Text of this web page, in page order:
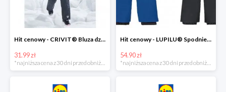
Hit cenowy - CRIVIT® Bluza dziewczęca z polaru
31.99 zł
Hit cenowy - LUPILU® Spodnie narciarskie chłopięce
54.90 zł